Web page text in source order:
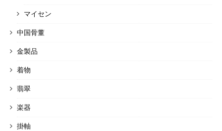
マイセン
中国骨董
金製品
着物
翡翠
楽器
掛軸